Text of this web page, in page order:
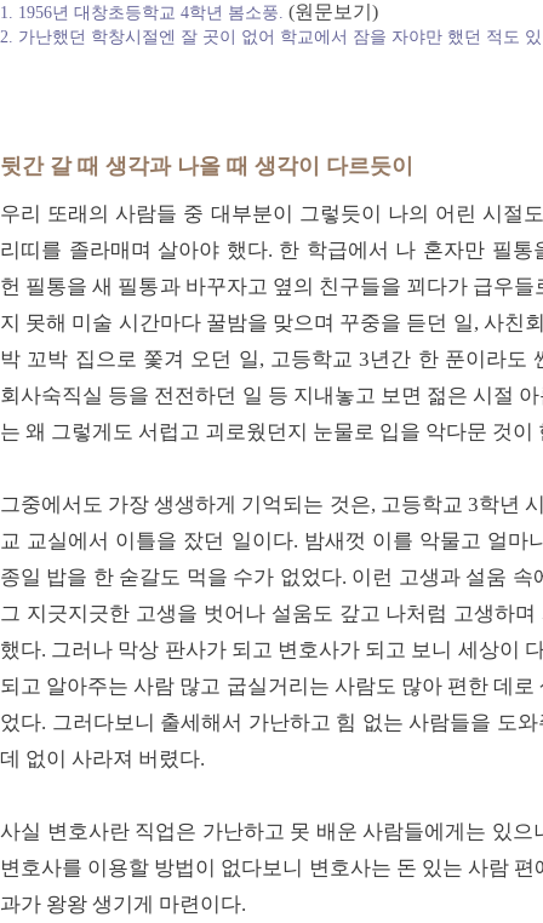
1. 1956년 대창초등학교 4학년 봄소풍. (원문보기)
2. 가난했던 학창시절엔 잘 곳이 없어 학교에서 잠을 자야만 했던 적도
뒷간 갈 때 생각과 나올 때 생각이 다르듯이
우리 또래의 사람들 중 대부분이 그렇듯이 나의 어린 시절
리띠를 졸라매며 살아야 했다. 한 학급에서 나 혼자만 필
헌 필통을 새 필통과 바꾸자고 옆의 친구들을 꾀다가 급우
지 못해 미술 시간마다 꿀밤을 맞으며 꾸중을 듣던 일, 사친
박 꼬박 집으로 쫓겨 오던 일, 고등학교 3년간 한 푼이라도
회사숙직실 등을 전전하던 일 등 지내놓고 보면 젊은 시절
는 왜 그렇게도 서럽고 괴로웠던지 눈물로 입을 악다문 것
그중에서도 가장 생생하게 기억되는 것은, 고등학교 3학년
교 교실에서 이틀을 잤던 일이다. 밤새껏 이를 악물고 얼마
종일 밥을 한 숟갈도 먹을 수가 없었다. 이런 고생과 설움
그 지긋지긋한 고생을 벗어나 설움도 갚고 나처럼 고생하
했다. 그러나 막상 판사가 되고 변호사가 되고 보니 세상이
되고 알아주는 사람 많고 굽실거리는 사람도 많아 편한 데
었다. 그러다보니 출세해서 가난하고 힘 없는 사람들을 도
데 없이 사라져 버렸다.
사실 변호사란 직업은 가난하고 못 배운 사람들에게는 있
변호사를 이용할 방법이 없다보니 변호사는 돈 있는 사람
과가 왕왕 생기게 마련이다.